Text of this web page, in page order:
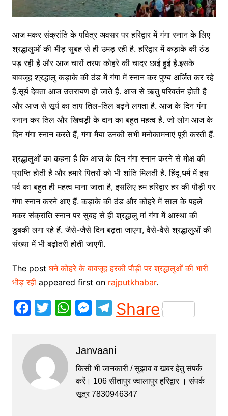
आज मकर संक्रांति के पवित्र अवसर पर हरिद्वार में गंगा स्नान के लिए
श्रद्धालुओं की भीड़ सुबह से ही उमड़ रही है. हरिद्वार में कड़ाके की ठंड
पड़ रही है और आज चारों तरफ कोहरे की चादर छाई हुई है.इसके
बावजूद श्रद्धालु कड़ाके की ठंड में गंगा में स्नान कर पुण्य अर्जित कर रहे
हैं.सूर्य देवता आज उत्तरायण हो जाते हैं. आज से ऋतु परिवर्तन होती है
और आज से सूर्य का ताप तिल-तिल बढ़ने लगता है. आज के दिन गंगा
स्नान कर तिल और खिचड़ी के दान का बहुत महत्व है. जो लोग आज के
दिन गंगा स्नान करते हैं, गंगा मैया उनकी सभी मनोकामनाएं पूरी करती हैं.
श्रद्धालुओं का कहना है कि आज के दिन गंगा स्नान करने से मोक्ष की
प्राप्ति होती है और हमारे पितरों को भी शांति मिलती है. हिंदू धर्म में इस
पर्व का बहुत ही महत्व माना जाता है, इसलिए हम हरिद्वार हर की पौड़ी पर
गंगा स्नान करने आए हैं. कड़ाके की ठंड और कोहरे में साल के पहले
मकर संक्रांति स्नान पर सुबह से ही श्रद्धालु मां गंगा में आस्था की
डुबकी लगा रहे हैं. जैसे-जैसे दिन बढ़ता जाएगा, वैसे-वैसे श्रद्धालुओं की
संख्या में भी बढ़ोतरी होती जाएगी.
The postघने कोहरे के बावजूद हरकी पौड़ी पर श्रद्धालुओं की भारी
भीड़ रहीappeared first on rajputkhabar.
F
c
e
b
o
T
itt
er
W
s
A
p
p
M
s
e
n
T
el
gr
a
m
Share
Janvaani
किसी भी जानकारी / सुझाव व खबर हेतु संपर्क
करें। 106 सीतापुर ज्वालापुर हरिद्वार । संपर्क
सूत्र 7830946347